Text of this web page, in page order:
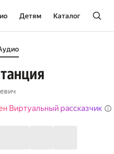
Детям Каталог
Виртуальный рассказчик